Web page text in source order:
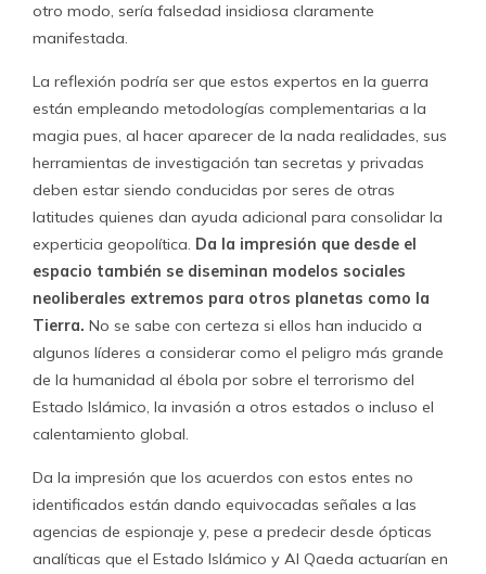
otro modo, sería falsedad insidiosa claramente
manifestada.
La reflexión podría ser que estos expertos en la guerra
están empleando metodologías complementarias a la
magia pues, al hacer aparecer de la nada realidades, sus
herramientas de investigación tan secretas y privadas
deben estar siendo conducidas por seres de otras
latitudes quienes dan ayuda adicional para consolidar la
experticia geopolítica. Da la impresión que desde el
espacio también se diseminan modelos sociales
neoliberales extremos para otros planetas como la
Tierra. No se sabe con certeza si ellos han inducido a
algunos líderes a considerar como el peligro más grande
de la humanidad al ébola por sobre el terrorismo del
Estado Islámico, la invasión a otros estados o incluso el
calentamiento global.
Da la impresión que los acuerdos con estos entes no
identificados están dando equivocadas señales a las
agencias de espionaje y, pese a predecir desde ópticas
analíticas que el Estado Islámico y Al Qaeda actuarían en